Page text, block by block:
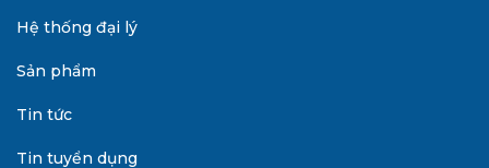
Hệ thống đại lý
Sản phẩm
Tin tức
Tin tuyển dụng